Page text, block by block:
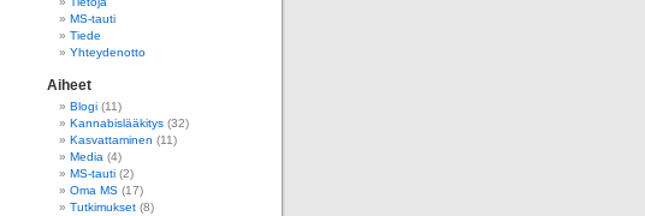
MS-tauti
Tiede
Yhteydenotto
Aiheet
Blogi (11)
Kannabislääkitys (32)
Kasvattaminen (11)
Media (4)
MS-tauti (2)
Oma MS (17)
Tutkimukset (8)